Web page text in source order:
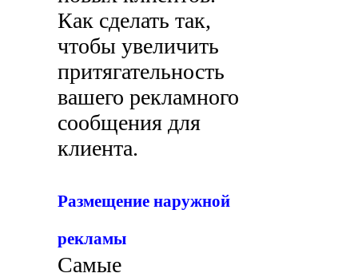
Как сделать так,
чтобы увеличить
притягательность
вашего рекламного
сообщения для
клиента.
Размещение наружной
рекламы
Самые